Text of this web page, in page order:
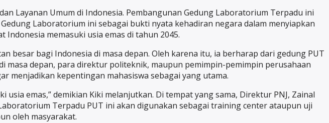
Layanan Umum di Indonesia. Pembangunan Gedung Laboratorium Terpadu ini
Laboratorium ini sebagai bukti nyata kehadiran negara dalam menyiapkan
memasuki usia emas di tahun 2045.
besar bagi Indonesia di masa depan. Oleh karena itu, ia berharap dari gedung PUT
masa depan, para direktur politeknik, maupun pemimpin-pemimpin perusahaan
menjadikan kepentingan mahasiswa sebagai yang utama.
emas,” demikian Kiki melanjutkan. Di tempat yang sama, Direktur PNJ, Zainal
Terpadu PUT ini akan digunakan sebagai training center ataupun uji
oleh masyarakat.